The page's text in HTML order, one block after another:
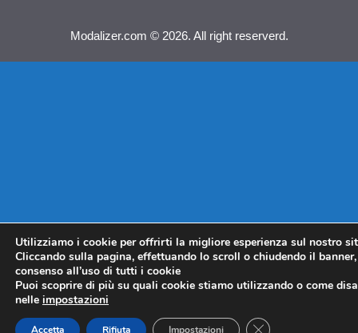
Modalizer.com © 2026. All right reserverd.
Utilizziamo i cookie per offrirti la migliore esperienza sul nostro
Cliccando sulla pagina, effettuando lo scroll o chiudendo il
consenso all’uso di tutti i cookie
Puoi scoprire di più su quali cookie stiamo utilizzando o come
nelle impostazioni
Accetta Rifiuta Impostazioni CLOSE GDPR